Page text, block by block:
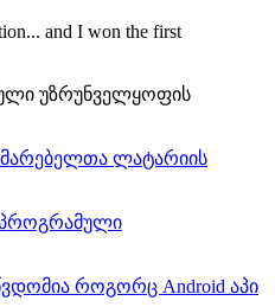
and I won the first
უზრუნველყოფის
ლატარიის
პროგრამული
როგორც Android აპი